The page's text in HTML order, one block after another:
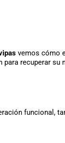
vemos cómo
recuperar su
funcional,